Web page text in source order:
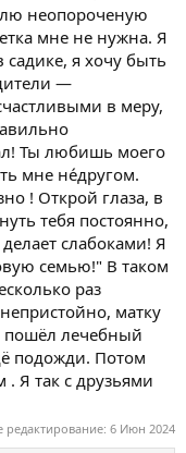
неопороченую
мне не нужна. Я
я хочу быть
—
в меру,
Ты любишь моего
мне не́другом.
! Открой глаза, в
тебя постоянно,
слабоками! Я
семью!" В таком
раз
матку
пошёл лечебный
подожди. Потом
Я так с друзьями
редактирование: 6 Июн 2024